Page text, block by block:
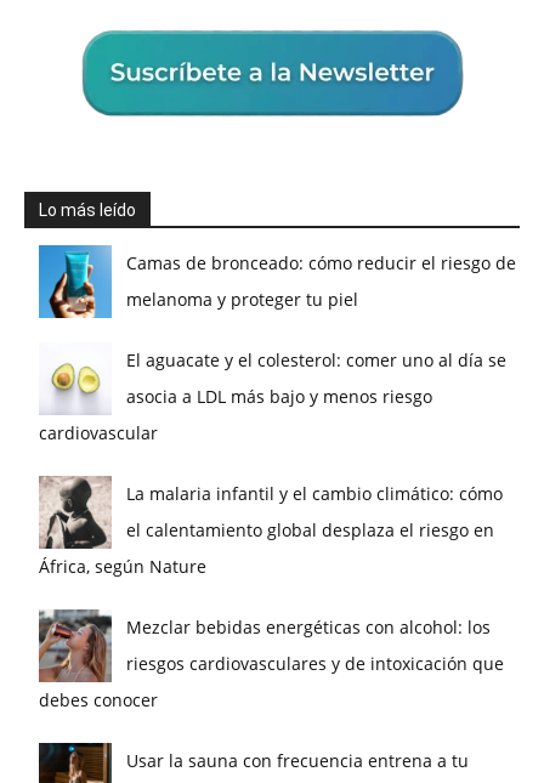
Lo más leído
Camas de bronceado: cómo reducir el riesgo de
melanoma y proteger tu piel
El aguacate y el colesterol: comer uno al día se
asocia a LDL más bajo y menos riesgo
cardiovascular
La malaria infantil y el cambio climático: cómo
el calentamiento global desplaza el riesgo en
África, según Nature
Mezclar bebidas energéticas con alcohol: los
riesgos cardiovasculares y de intoxicación que
debes conocer
Usar la sauna con frecuencia entrena a tu